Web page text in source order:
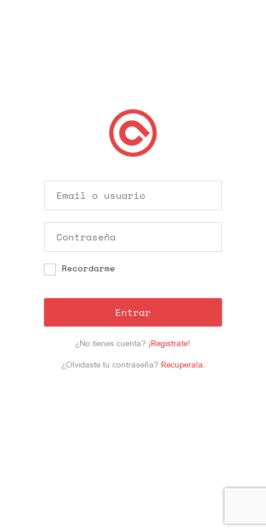
Recordarme
Entrar
¿No tienes cuenta? ¡Registrate!
¿Olvidaste tu contraseña? Recuperala.